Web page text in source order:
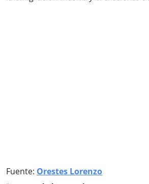
Fuente: Orestes Lorenzo